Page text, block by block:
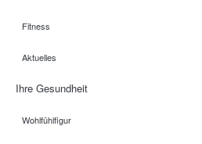
Fitness
Aktuelles
Ihre Gesundheit
Wohlfühlfigur